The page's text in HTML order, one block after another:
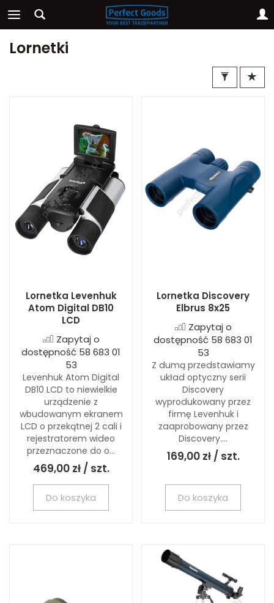
Lornetki
Lornetka Levenhuk
Atom Digital DB10
LCD
Zapytaj o
dostępność 58 683 01
53
Levenhuk Atom Digital
DB10 LCD to niewielkie
urządzenie z
wbudowanym ekranem
LCD o przekątnej 2 cali i
rejestratorem wideo
przeznaczone do o...
469,00 zł / szt.
Do koszyka
Lornetka Discovery
Elbrus 8x25
Zapytaj o
dostępność 58 683 01
53
Z dumą przedstawiamy
układ optyczny serii
Discovery
wyprodukowany przez
firmę Levenhuk i
zaaprobowany przez
Discovery....
169,00 zł / szt.
Do koszyka